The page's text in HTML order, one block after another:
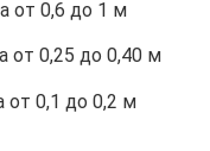
от 0,6 до 1 м
от 0,25 до 0,40 м
от 0,1 до 0,2 м